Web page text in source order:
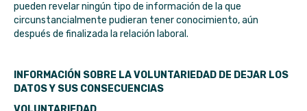
pueden revelar ningún tipo de información de la que
circunstancialmente pudieran tener conocimiento, aún
después de finalizada la relación laboral.
INFORMACIÓN SOBRE LA VOLUNTARIEDAD DE DEJAR LOS
DATOS Y SUS CONSECUENCIAS